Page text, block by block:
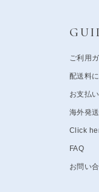
ご利用
配送料
お支払
海外発
Click
FAQ
お問い